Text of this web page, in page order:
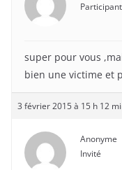
Participant
super pour vous
bien une victime et
3 février 2015 à 15 h 12
Anonyme
Invité